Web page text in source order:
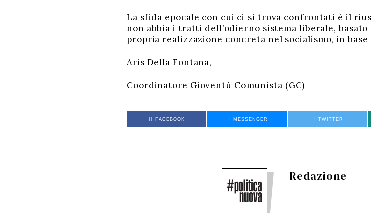
La sfida epocale con cui ci si trova confrontati è il
non abbia i tratti dell’odierno sistema liberale,
propria realizzazione concreta nel socialismo, in
Aris Della Fontana,
Coordinatore Gioventù Comunista (GC)
FACEBOOK MESSENGER TWITTER
Redazione